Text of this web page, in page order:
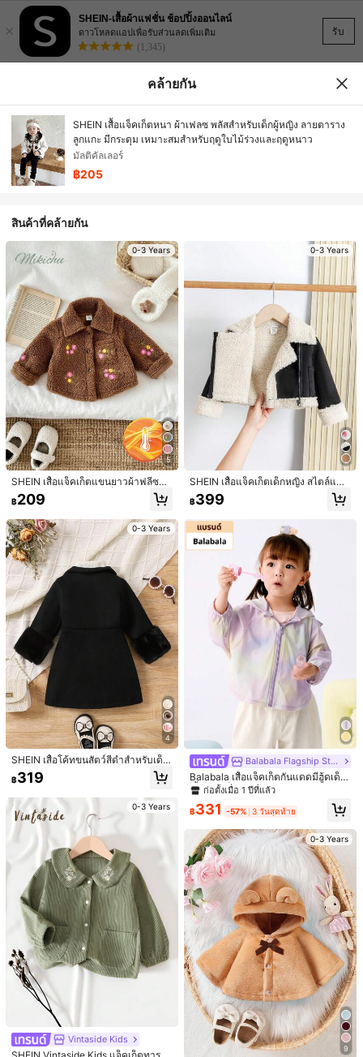
รับ
×
SHEIN-เสื้อผ้าแฟชั่น ช้อปปิ้งออนไลน์
ดาวโหลดแอปเพื่อรับส่วนลดเพิ่มเติม
(1,345)
฿205
SHEIN เสื้อแจ็คเก็ตหนา ผ้าเฟลซ พลัสสำหรับเด็กผู้หญิง
ลายตารางลูกแกะ มีกระดุม เหมาะสมสำหรับฤดูใบ
ไม้ร่วงและฤดูหนาว
5.00(
ไซส์
3-6M(62-68 cm) 6-9M(68-74 cm)
9-12M(74-80 cm) 12-18M
18-24M(86-92 cm) 2-3Y (92-98 cm)
คู่มือไซส์
จัดส่งถึง Thailand
Free Shipping
ประมาณวันจัดส่ง:4-7 วันทำการ
ส่งคืนฟรี
มีบริการเก็บเงินปลายทาง · การชำระเงินที่ปลอดภัย · การปกป้องความเป็นส่วนตัว
5.00 ดูเพิ่มเติม
96%
ใหญ่ไป
3%
คล้ายกัน
SHEIN เสื้อแจ็คเก็ตหนา ผ้าเฟลซ พลัสสำหรับเด็กผู้หญิง ลายตาราง
ลูกแกะ มีกระดุม เหมาะสมสำหรับฤดูใบไม้ร่วงและฤดูหนาว
มัลติคัลเลอร์
฿205
สินค้าที่คล้ายกัน
0-3 Years
5
SHEIN เสื้อแจ็คเก็ตแขนยาวผ้าฟลีซหน
าปักลายดอกไม้สำหรับเด็กผู้หญิง, ฤดูใ
บไม้ร่วง/ฤดูหนาว
฿209
0-3 Years
4
SHEIN เสื้อโค้ทขนสัตว์สีดำสำหรับเด็ก
หญิงฤดูหนาว ตกแต่งด้วยขอบขนฟู แข
นเสื้อสีตัดกัน ดีไซน์แฟชั่นหวานหรูหรา
ทศกาล
฿319
0-3 Years
Vintaside Kids
0-3 Years
SHEIN เสื้อแจ็คเก็ตเด็กหญิง สไตล์แฟชั่
นสูงถนน แบบเบา ซับในหนา คอกำมะ
หยี่ แขนยาว สำหรับฤดูใบไม้ร่วง/ฤดูห
฿399
Balabala Flagship Store
Balabala เสื้อแจ็คเก็ตกันแดดมีฮู้ดเด็ก
เสื้อแจ๊กเก็ตหลวมน่ารักฤดูร้อนปี 2025
ก่อตั้งเมื่อ 1 ปีที่แล้ว
฿331 -57% 3 วันสุดท้าย
0-3 Years
9